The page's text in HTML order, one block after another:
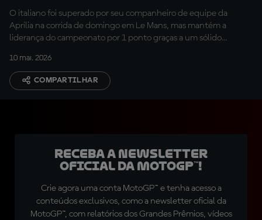
O italiano foi superado por seu companheiro de equipe da
Aprilia na corrida de domingo em Le Mans, mas mantém a
liderança do campeonato por 1 ponto graças a um sólido
10 mai. 2026
COMPARTILHAR
Receba a newsletter
oficial da MotoGP™!
Crie agora uma conta MotoGP™ e tenha acesso a
conteúdos exclusivos, como a newsletter oficial da
MotoGP™, com relatórios dos Grandes Prêmios, vídeos